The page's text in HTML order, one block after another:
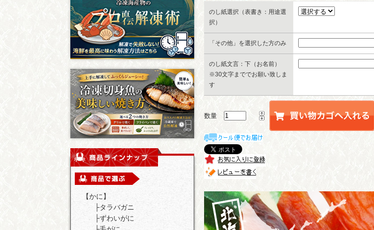
【かに】
├タラバガニ
├ずわいがに
のし紙選択（表書き：用途選
択）
「その他」を選択した方のみ
のし紙文言：下（お名前）
※30文字まででお願い致しま
す
数量